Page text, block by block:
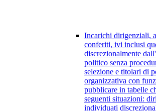
Incarichi dirigenziali,
conferiti, ivi inclusi
discrezionalmente
politico senza
selezione e titolari di
organizzativa con
pubblicare in tabelle
seguenti situazioni:
individuati